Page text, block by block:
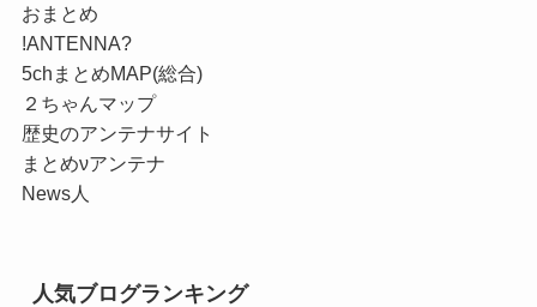
おまとめ
!ANTENNA?
5chまとめMAP(総合)
２ちゃんマップ
歴史のアンテナサイト
まとめνアンテナ
News人
人気ブログランキング